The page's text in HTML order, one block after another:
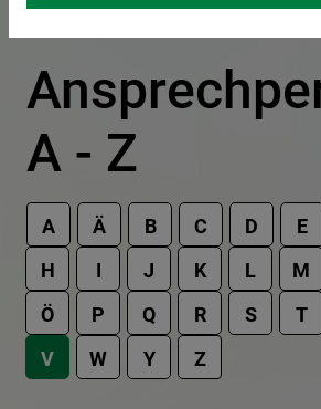
A - Z
A Ä B C D E
H
I J K L M
Ö
P Q R S T
V
W Y Z